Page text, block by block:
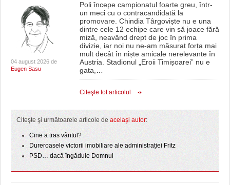
04 august 2026 de
Eugen Sasu
Poli începe campionatul foarte greu, într-
un meci cu o contracandidată la
promovare. Chindia Târgoviște nu e una
dintre cele 12 echipe care vin să joace fără
miză, neavând drept de joc în prima
divizie, iar noi nu ne-am măsurat forța mai
mult decât în niște amicale nerelevante în
Austria. Stadionul „Eroii Timișoarei” nu e
gata,…
Citeşte tot articolul
Citeşte şi următoarele articole de acelaşi autor:
Cine a tras vântul?
Dureroasele victorii imobiliare ale administrației Fritz
PSD… dacă îngăduie Domnul